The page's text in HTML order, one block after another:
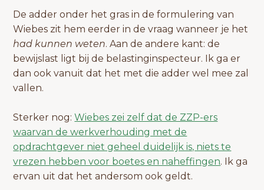
De adder onder het gras in de formulering van
Wiebes zit hem eerder in de vraag wanneer je het
had kunnen weten. Aan de andere kant: de
bewijslast ligt bij de belastinginspecteur. Ik ga er
dan ook vanuit dat het met die adder wel mee zal
vallen.
Sterker nog:Wiebes zei zelf dat de ZZP-ers
waarvan de werkverhouding met de
opdrachtgever niet geheel duidelijk is, niets te
vrezen hebben voor boetes en naheffingen. Ik ga
ervan uit dat het andersom ook geldt.